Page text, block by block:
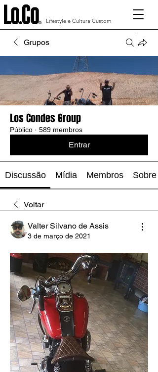
Lifestyle e Cultura Custom
Grupos
Los Condes Group
Público · 589 membros
Entrar
Discussão Mídia Membros Sobre
Voltar
Valter Silvano de Assis
3 de março de 2021